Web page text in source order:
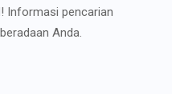
Informasi pencarian
Anda.